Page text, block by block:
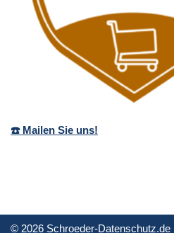
☎️ Mailen Sie uns!
© 2026 Schroeder-Datenschutz.de |